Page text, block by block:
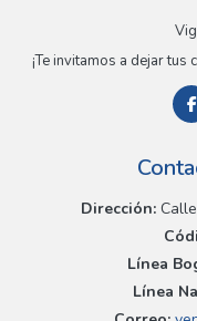
¡Te invitamos a dejar
Dirección:Calle
Línea
Línea